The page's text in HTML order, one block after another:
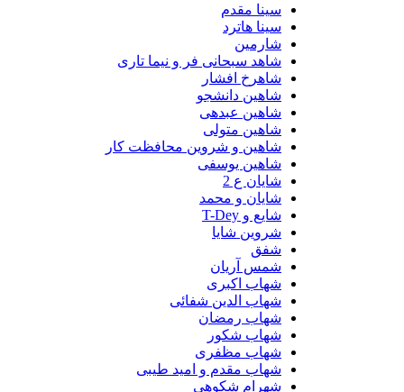
سینا مقدم
سینا هاترد
شارمین
شاهد سبحانی فر و نیما تاری
شاهرخ افشار
شاهین دانشجو
شاهین عبدهی
شاهین متولی
شاهین و شروین محافظت کار
شاهین یوسفی
شایان ع 2
شایان و محمد
شایع و T-Dey
شروین شایا
شمس آریان
شهاب اکبری
شهاب الدین شفائی
شهاب رمضان
شهاب شکور
شهاب مظفری
شهاب مقدم و امید طیبی
شهرام شکوهی